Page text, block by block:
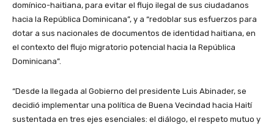
domínico-haitiana, para evitar el flujo ilegal de sus ciudadanos
hacia la República Dominicana”, y a “redoblar sus esfuerzos para
dotar a sus nacionales de documentos de identidad haitiana, en
el contexto del flujo migratorio potencial hacia la República
Dominicana”.
“Desde la llegada al Gobierno del presidente Luis Abinader, se
decidió implementar una política de Buena Vecindad hacia Haití
sustentada en tres ejes esenciales: el diálogo, el respeto mutuo y